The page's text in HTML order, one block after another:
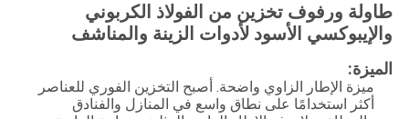
طاولة ورفوف تخزين من الفولاذ الكربوني
والإيبوكسي الأسود لأدوات الزينة والمناشف
الميزة:
ميزة الإطار الزاوي واضحة. أصبح التخزين الفوري للعناصر
أكثر استخدامًا على نطاق واسع في المنازل والفنادق